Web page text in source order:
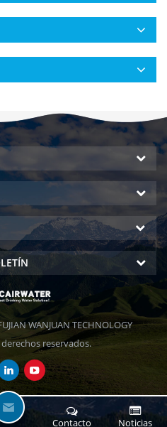
WANJUAN TECHNOLOGY
derechos reservados.
Noticias
Contacto